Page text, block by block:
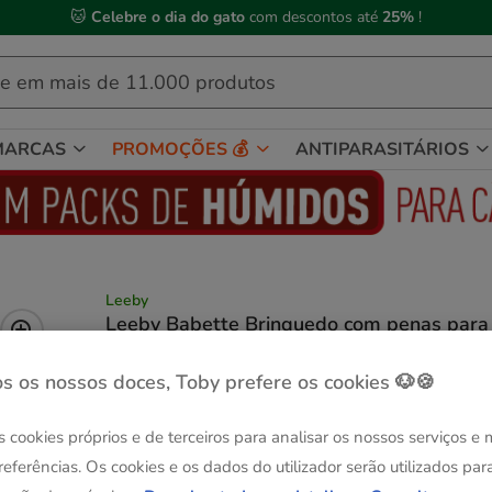
🐱 Celebre o dia do gato com descontos até 25% !
PROMOÇÕES 💰 ANTIPARASITÁRIOS
Leeby
Leeby Babette Brinquedo com penas para
Ver descrição
32 cm
😻-25% compras +35€
os nossos doces, Toby prefere os cookies 🐶🍪
cookies próprios e de terceiros para analisar os nossos serviços e
Os cookies e os dados do utilizador serão utilizados